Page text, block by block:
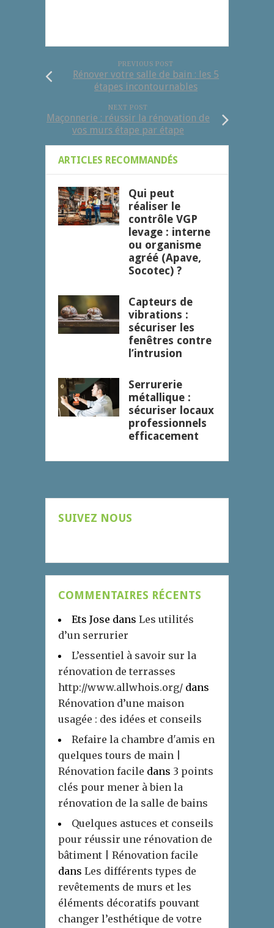
PREVIOUS POST
Rénover votre salle de bain : les 5
étapes incontournables
NEXT POST
Maçonnerie : réussir la rénovation de
vos murs étape par étape
ARTICLES RECOMMANDÉS
Qui peut
réaliser le
contrôle VGP
levage : interne
ou organisme
agréé (Apave,
Socotec) ?
Capteurs de
vibrations :
sécuriser les
fenêtres contre
l’intrusion
Serrurerie
métallique :
sécuriser locaux
professionnels
efficacement
SUIVEZ NOUS
COMMENTAIRES RÉCENTS
Ets Jose dans Les utilités
d’un serrurier
L’essentiel à savoir sur la
rénovation de terrasses
http://www.allwhois.org/ dans
Rénovation d’une maison
usagée : des idées et conseils
Refaire la chambre d'amis en
quelques tours de main |
Rénovation facile dans 3 points
clés pour mener à bien la
rénovation de la salle de bains
Quelques astuces et conseils
pour réussir une rénovation de
bâtiment | Rénovation facile
dans Les différents types de
revêtements de murs et les
éléments décoratifs pouvant
changer l’esthétique de votre